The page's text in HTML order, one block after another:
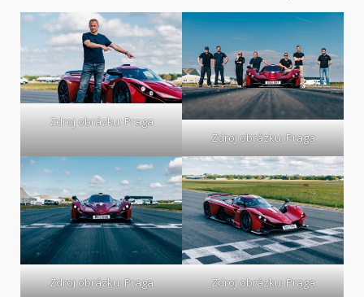
Zdroj obrázku: Praga
Zdroj obrázku: Praga
Zdroj obrázku: Praga Zdroj obrázku: Praga